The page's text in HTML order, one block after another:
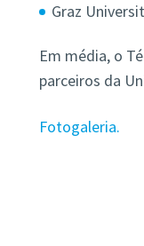
Graz
Em média, o
parceiros da
Fotogaleria.